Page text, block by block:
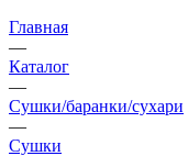
Главная
—
Каталог
—
Сушки/баранки/сухари
—
Сушки